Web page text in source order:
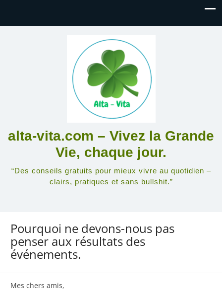
alta-vita.com – Vivez la Grande
Vie, chaque jour.
“Des conseils gratuits pour mieux vivre au quotidien –
clairs, pratiques et sans bullshit.”
Pourquoi ne devons-nous pas
penser aux résultats des
événements.
Mes chers amis,